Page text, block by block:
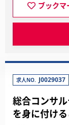
ブックマ
求人NO. J0029037
総合コンサ
を身に付け